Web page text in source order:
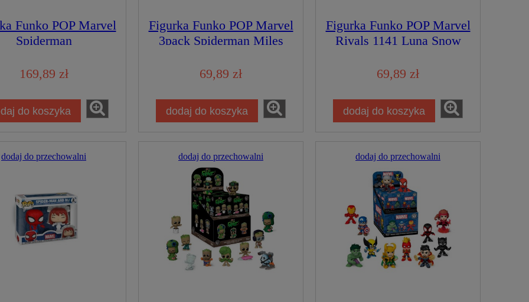
Funko POP Marvel
Spiderman
169,89 zł
do koszyka
Figurka Funko POP Marvel
3pack Spiderman Miles
Bouquet
69,89 zł
dodaj do koszyka
Figurka Funko POP Marvel
Rivals 1141 Luna Snow
69,89 zł
dodaj do koszyka
dodaj do przechowalni dodaj do przechowalni dodaj do przechowalni